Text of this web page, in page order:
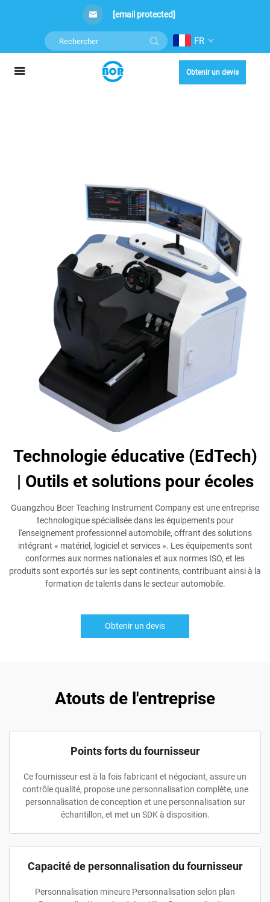
[email protected]
FR
Obtenir un devis
Technologie éducative (EdTech)
| Outils et solutions pour écoles
Guangzhou Boer Teaching Instrument Company est une entreprise
technologique spécialisée dans les équipements pour
l'enseignement professionnel automobile, offrant des solutions
intégrant « matériel, logiciel et services ». Les équipements sont
conformes aux normes nationales et aux normes ISO, et les
produits sont exportés sur les sept continents, contribuant ainsi à la
formation de talents dans le secteur automobile.
Obtenir un devis
Atouts de l'entreprise
Points forts du fournisseur
Ce fournisseur est à la fois fabricant et négociant, assure un
contrôle qualité, propose une personnalisation complète, une
personnalisation de conception et une personnalisation sur
échantillon, et met un SDK à disposition.
Capacité de personnalisation du fournisseur
Personnalisation mineure Personnalisation selon plan